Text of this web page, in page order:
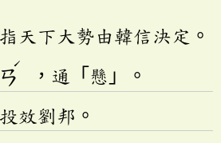
天下大勢由韓信決定。
ˊ
，通「懸」。
效劉邦。